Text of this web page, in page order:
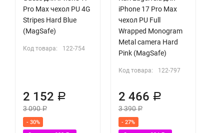
Pro Max чехол PU 4G
Stripes Hard Blue
(MagSafe)
Код товара: 122-754
2 152 Р
3 090Р
- 30%
iPhone 17 Pro Max
чехол PU Full
Wrapped Monogram
Metal camera Hard
Pink (MagSafe)
Код товара: 122-797
2 466 Р
3 390Р
- 27%